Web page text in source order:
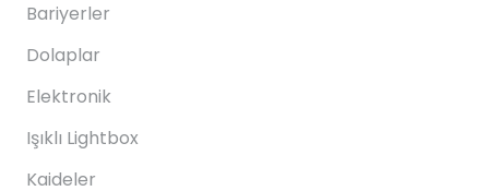
Bariyerler
Dolaplar
Elektronik
Işıklı Lightbox
Kaideler